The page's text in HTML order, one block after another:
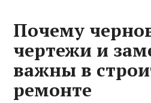
Почему
чертежи и
важны в
ремонте